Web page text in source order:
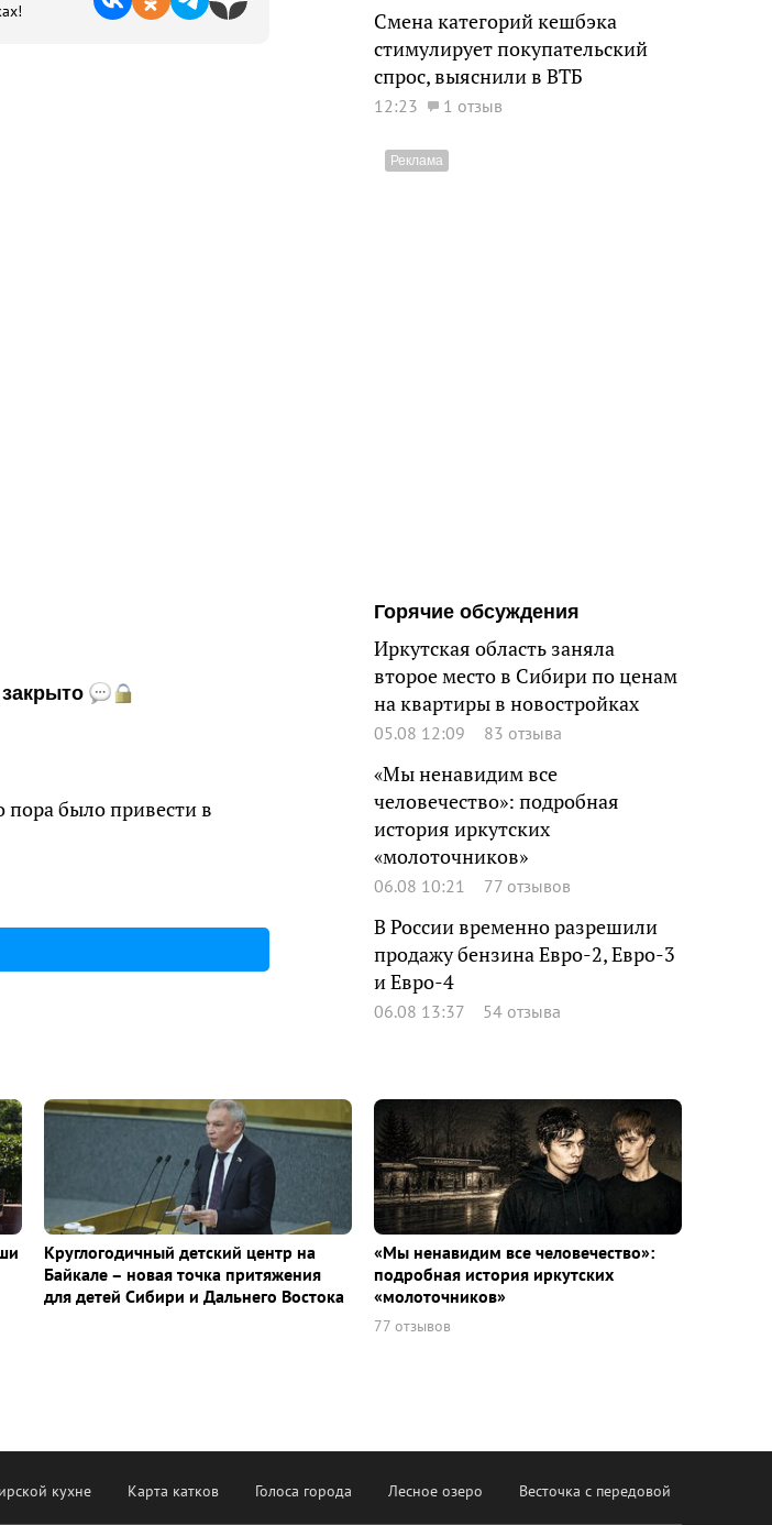
было привести в
Смена категорий кешбэка
стимулирует покупательский
спрос, выяснили в ВТБ
12:23 1 отзыв
Горячие обсуждения
Иркутская область заняла
второе место в Сибири по ценам
на квартиры в новостройках
05.08 12:09 83 отзыва
«Мы ненавидим все
человечество»: подробная
история иркутских
«молоточников»
06.08 10:21 77 отзывов
В России временно разрешили
продажу бензина Евро-2, Евро-3
и Евро-4
06.08 13:37 54 отзыва
Круглогодичный детский центр на
Байкале – новая точка притяжения
для детей Сибири и Дальнего Востока
«Мы ненавидим все человечество»:
подробная история иркутских
«молоточников»
77 отзывов
кухне Карта катков Голоса города Лесное озеро Весточка с передовой